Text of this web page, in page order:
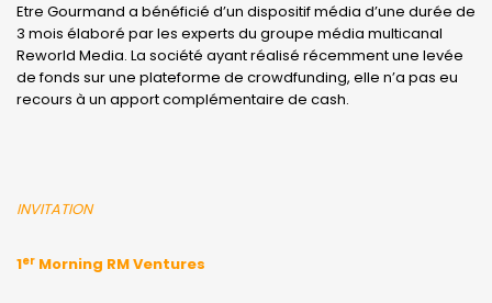
Etre Gourmand a bénéficié d’un dispositif média d’une durée de
3 mois élaboré par les experts du groupe média multicanal
Reworld Media. La société ayant réalisé récemment une levée
de fonds sur une plateforme de crowdfunding, elle n’a pas eu
recours à un apport complémentaire de cash.
INVITATION
1er Morning RM Ventures